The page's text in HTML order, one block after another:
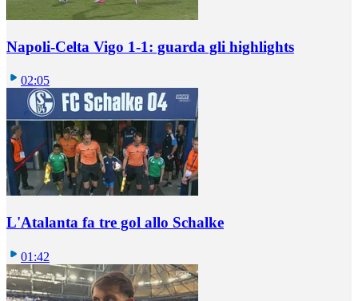
Napoli-Celta Vigo 1-1: guarda gli highlights
02:05
L'Atalanta fa tre gol allo Schalke
01:42